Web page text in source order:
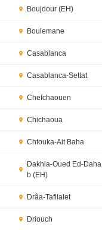
Boujdour (EH)
Boulemane
Casablanca
Casablanca-Settat
Chefchaouen
Chichaoua
Chtouka-Ait Baha
Dakhla-Oued Ed-Daha
b (EH)
Drâa-Tafilalet
Driouch